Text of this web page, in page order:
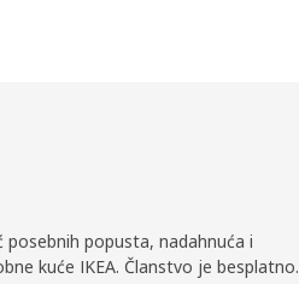
popusta, nadahnuća i
kuće IKEA. Članstvo je besplatno.